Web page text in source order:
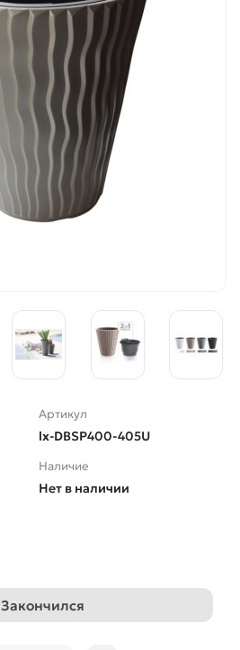
Артикул
lx-DBSP400-405U
Наличие
Нет в наличии
Закончился